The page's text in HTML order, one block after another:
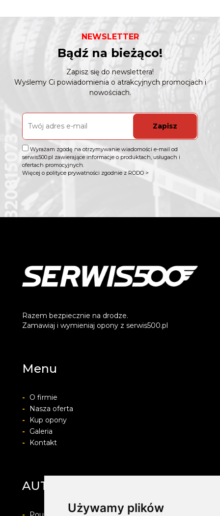
Używamy plików
NEWSLETTER
Bądź na bieżąco!
Zapisz się do newslettera!
Wyślemy Ci powiadomienia o atrakcyjnych promocjach i
nowościach.
Zapisz
Wyrażam zgodę na otrzymywanie wiadomości e-mail od
serwis500.pl zawierające informacje o produktach, usługach i
ofertach promocyjnych.
Więcej o polityce prywatności zgodnie z RODO >
Razem bezpiecznie na drodze.
Zamawiaj i wymieniaj opony z serwis500.pl
Menu
-
O firmie
-
Nasza oferta
-
Kup opony
-
Galeria
-
Kontakt
AUTO-MIX SERWIS